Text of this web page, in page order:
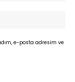
e-posta adresim ve